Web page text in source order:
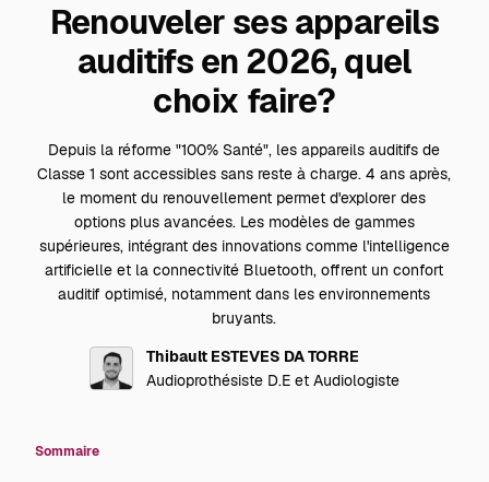
Renouveler ses appareils
auditifs en 2026, quel
choix faire?
Depuis la réforme "100% Santé", les appareils auditifs de
Classe 1 sont accessibles sans reste à charge. 4 ans après,
le moment du renouvellement permet d'explorer des
options plus avancées. Les modèles de gammes
supérieures, intégrant des innovations comme l'intelligence
artificielle et la connectivité Bluetooth, offrent un confort
auditif optimisé, notamment dans les environnements
bruyants.
Thibault ESTEVES DA TORRE
Audioprothésiste D.E et Audiologiste
Sommaire